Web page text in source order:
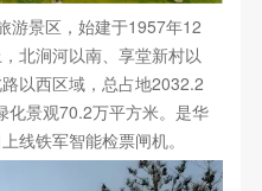
游景区，始建于1957年12
北涧河以南、享堂新村以
以西区域，总占地2032.2
化景观70.2万平方米。是华
线铁军智能检票闸机。